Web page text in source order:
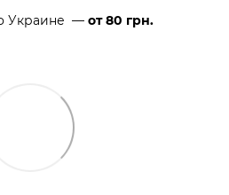
Украине — от 80 грн.